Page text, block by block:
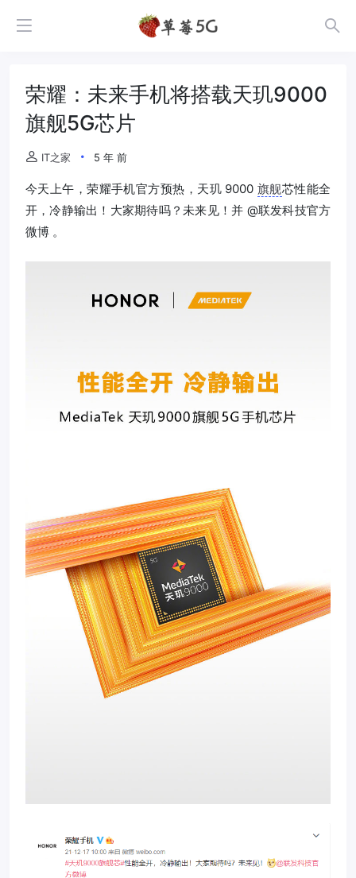
荣耀：未来手机将搭载天玑9000
旗舰5G芯片
IT之家 5 年 前
今天上午，荣耀手机官方预热，天玑 9000 旗舰芯性能全
开，冷静输出！大家期待吗？未来见！并 @联发科技官方
微博 。